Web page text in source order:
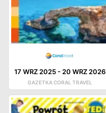
17 WRZ 2025- 20 WRZ 2026
GAZETKA CORAL TRAVEL